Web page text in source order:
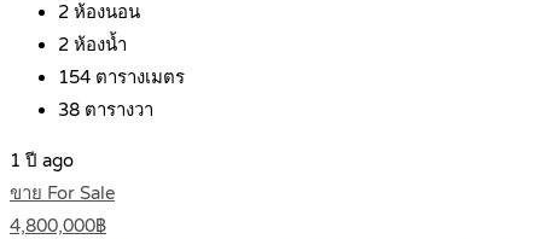
2 ห้องนอน
2 ห้องน้ำ
154 ตารางเมตร
38 ตารางวา
1 ปี ago
ขาย For Sale
4,800,000฿